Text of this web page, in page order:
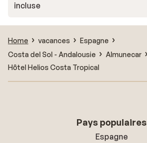
incluse
Home vacances
Espagne
Costa del Sol - Andalousie
Almunecar
Hôtel Helios Costa Tropical
Pays populaires
Espagne